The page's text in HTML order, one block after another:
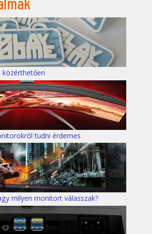
tudni érdemes
milyen monitort válasszak?